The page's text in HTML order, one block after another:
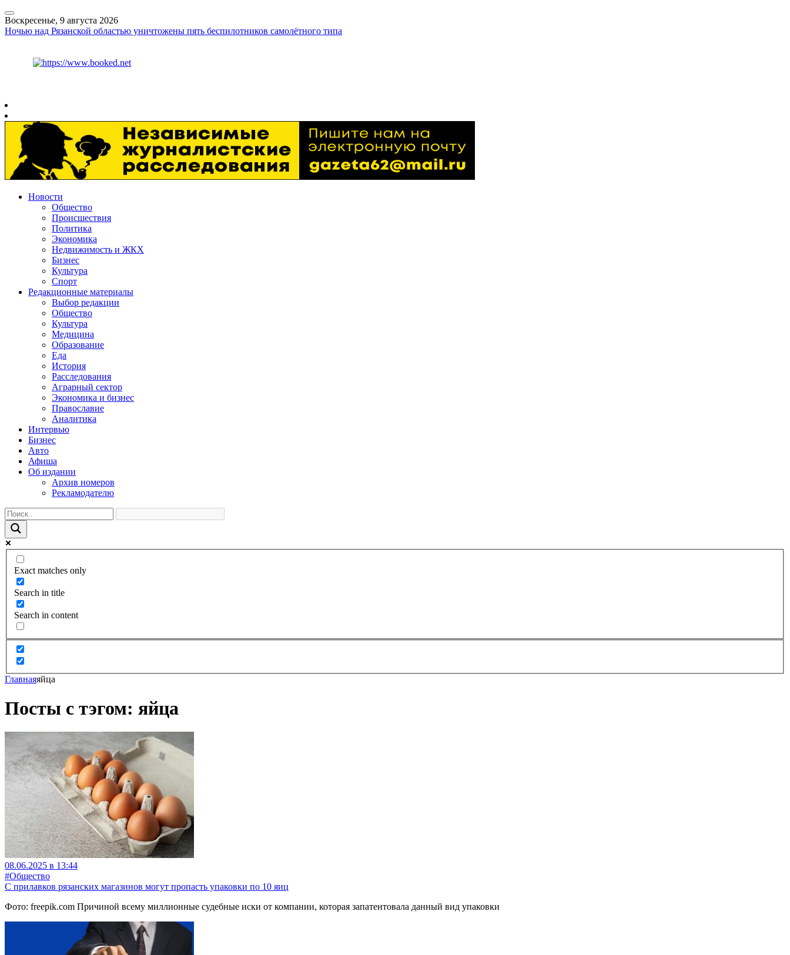
Воскресенье, 9 августа 2026
Ночью над Рязанской областью уничтожены пять беспилотников самолётного типа
Новости
Общество
Происшествия
Политика
Экономика
Недвижимость и ЖКХ
Бизнес
Культура
Спорт
Редакционные материалы
Выбор редакции
Общество
Культура
Медицина
Образование
Еда
История
Расследования
Аграрный сектор
Экономика и бизнес
Православие
Аналитика
Интервью
Бизнес
Авто
Афиша
Об издании
Архив номеров
Рекламодателю
Exact matches only
Search in title
Search in content
Главнаяяйца
Посты с тэгом: яйца
08.06.2025 в 13:44
#Общество
С прилавков рязанских магазинов могут пропасть упаковки по 10 яиц
Фото: freepik.com Причиной всему миллионные судебные иски от компании, которая запатентовала данный вид упаковки